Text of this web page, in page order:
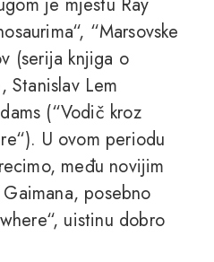
“Marsovske
(serija knjiga o
Stanislav Lem
(“Vodič kroz
U ovom periodu
među novijim
posebno
uistinu dobro